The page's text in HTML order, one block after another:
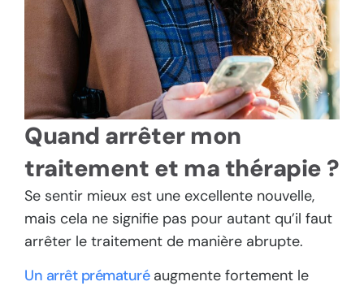
Quand arrêter mon
traitement et ma thérapie ?
Se sentir mieux est une excellente nouvelle,
mais cela ne signifie pas pour autant qu’il faut
arrêter le traitement de manière abrupte.
Un arrêt prématuréaugmente fortement le